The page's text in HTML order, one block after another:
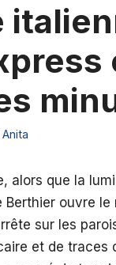
Anita
alors que la
Berthier ouvre
sur les
et de traces